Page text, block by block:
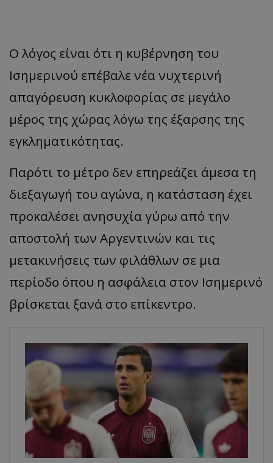
Ο λόγος είναι ότι η κυβέρνηση του
Ισημερινού επέβαλε νέα νυχτερινή
απαγόρευση κυκλοφορίας σε μεγάλο
μέρος της χώρας λόγω της έξαρσης της
εγκληματικότητας.
Παρότι το μέτρο δεν επηρεάζει άμεσα τη
διεξαγωγή του αγώνα, η κατάσταση έχει
προκαλέσει ανησυχία γύρω από την
αποστολή των Αργεντινών και τις
μετακινήσεις των φιλάθλων σε μια
περίοδο όπου η ασφάλεια στον Ισημερινό
βρίσκεται ξανά στο επίκεντρο.